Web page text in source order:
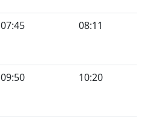
07:45 08:11
09:50 10:20